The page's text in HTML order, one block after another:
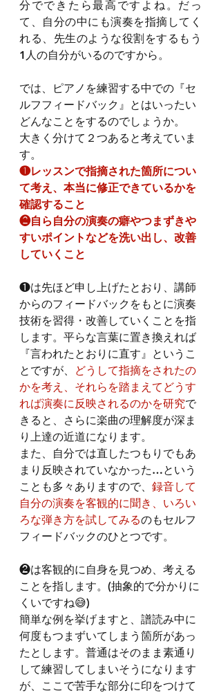
分でできたら最高ですよね。だっ
て、自分の中にも演奏を指摘してく
れる、先生のような役割をするもう
1人の自分がいるのですから。
では、ピアノを練習する中での『セ
ルフフィードバック』とはいったい
どんなことをするのでしょうか。
大きく分けて２つあると考えていま
す。
❶レッスンで指摘された箇所につい
て考え、本当に修正できているかを
確認すること
❷自ら自分の演奏の癖やつまずきや
すいポイントなどを洗い出し、改善
していくこと
❶は先ほど申し上げたとおり、講師
からのフィードバックをもとに演奏
技術を習得・改善していくことを指
します。平らな言葉に置き換えれば
『言われたとおりに直す』というこ
とですが、
どうして指摘をされたの
かを考え、それらを踏まえてどうす
れば演奏に反映されるのかを研究で
きると、さらに楽曲の理解度が深ま
り上達の近道になります。
また、自分では直したつもりでもあ
まり反映されていなかった…という
ことも多々ありますので、 録音して
自分の演奏を客観的に聞き、いろい
ろな弾き方を試してみるのもセルフ
フィードバックのひとつです。
❷は客観的に自身を見つめ、考える
ことを指します。(抽象的で分かりに
くいですね😅)
簡単な例を挙げますと、譜読み中に
何度もつまずいてしまう箇所があっ
たとします。普通はそのまま素通り
して練習してしまいそうになります
が、ここで苦手な部分に印をつけて